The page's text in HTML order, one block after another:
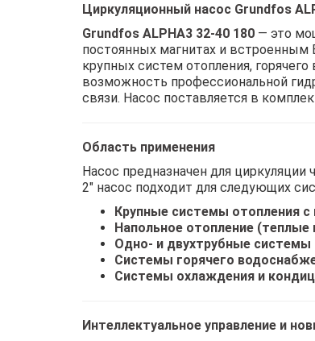
Циркуляционный насос Grundfos
Grundfos ALPHA3 32-40 180 — это
постоянных магнитах и
крупных систем отопления,
возможность профессиональной
связи. Насос поставляется в
Область применения
Насос предназначен для
2" насос подходит для следующих
Крупные системы отопления
Напольное отопление (теплые
Одно- и двухтрубные системы
Системы горячего
Системы охлаждения и
Интеллектуальное управление и